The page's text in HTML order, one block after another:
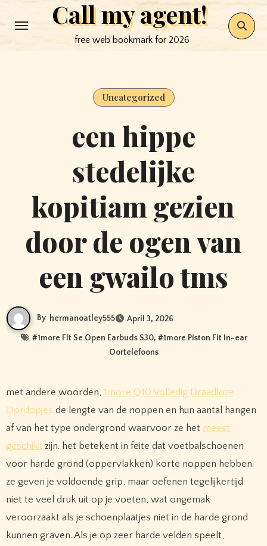
to
Call my agent!
free web bookmark for 2026
Uncategorized
een hippe
stedelijke
kopitiam gezien
door de ogen van
een gwailo tms
By hermanoatley555 April 3, 2026
#1more Fit Se Open Earbuds S30, #1more Piston Fit In-ear
Oortelefoons
met andere woorden, 1more Q10 Volledig Draadloze
Oordopjes de lengte van de noppen en hun aantal hangen
af ​​van het type ondergrond waarvoor ze het meest
geschikt zijn. het betekent in feite dat voetbalschoenen
voor harde grond (oppervlakken) korte noppen hebben.
ze geven je voldoende grip, maar oefenen tegelijkertijd
niet te veel druk uit op je voeten, wat ongemak
veroorzaakt als je schoenplaatjes niet in de harde grond
kunnen graven. Als je op zeer harde velden speelt,